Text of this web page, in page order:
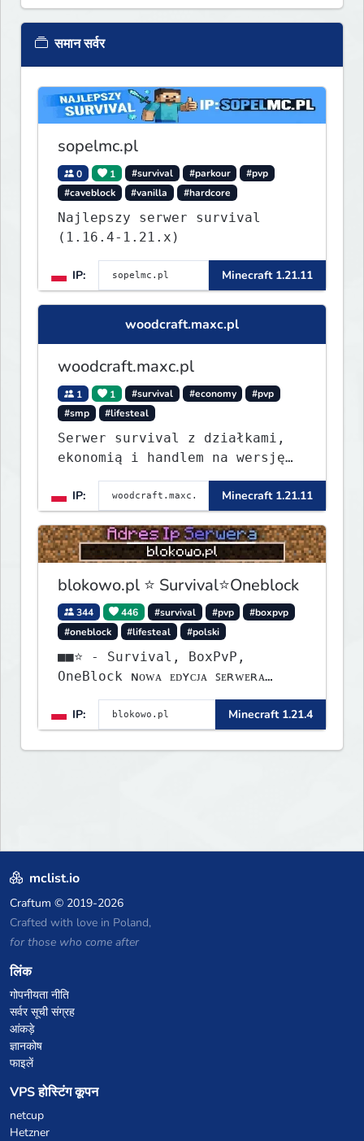
समान सर्वर
sopelmc.pl
0 1 #survival #parkour
#pvp
#caveblock
#vanilla #hardcore
Najlepszy serwer survival
(1.16.4-1.21.x)
IP: Minecraft 1.21.11
woodcraft.maxc.pl
woodcraft.maxc.pl
1 1 #survival #economy
#pvp
#smp
#lifesteal
Serwer survival z działkami,
ekonomią i handlem na wersję
1.8 - 26.1.1. Rekru ON
IP:
Minecraft 1.21.11
blokowo.pl ⭐ Survival⭐Oneblock
344 446 #survival #pvp
#boxpvp
#oneblock
#lifesteal #polski
■■⭐ - Survival, BoxPvP,
OneBlock ɴᴏᴡᴀ ᴇᴅʏᴄᴊᴀ ꜱᴇʀᴡᴇʀᴀ
IP:
Minecraft 1.21.4
mclist.io
Craftum © 2019-2026
Crafted with love in Poland,
for those who come after
लिंक
गोपनीयता नीति
सर्वर सूची संग्रह
आंकड़े
ज्ञानकोष
फाइलें
VPS होस्टिंग कूपन
netcup
Hetzner